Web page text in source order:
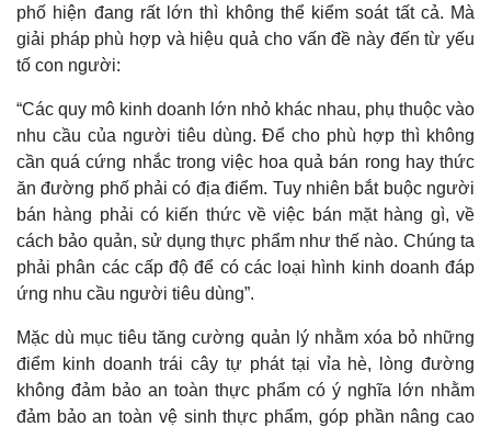
Vụ án
Tin nóng
Tư vấn luật
Vũ khí
Việt Nam
phố hiện đang rất lớn thì không thể kiểm soát tất cả. Mà
giải pháp phù hợp và hiệu quả cho vấn đề này đến từ yếu
tố con người:
“Các quy mô kinh doanh lớn nhỏ khác nhau, phụ thuộc vào
nhu cầu của người tiêu dùng. Để cho phù hợp thì không
cần quá cứng nhắc trong việc hoa quả bán rong hay thức
ăn đường phố phải có địa điểm. Tuy nhiên bắt buộc người
bán hàng phải có kiến thức về việc bán mặt hàng gì, về
cách bảo quản, sử dụng thực phẩm như thế nào. Chúng ta
phải phân các cấp độ để có các loại hình kinh doanh đáp
ứng nhu cầu người tiêu dùng”.
Mặc dù mục tiêu tăng cường quản lý nhằm xóa bỏ những
điểm kinh doanh trái cây tự phát tại vỉa hè, lòng đường
không đảm bảo an toàn thực phẩm có ý nghĩa lớn nhằm
đảm bảo an toàn vệ sinh thực phẩm, góp phần nâng cao